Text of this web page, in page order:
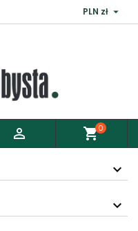
PLN zł 
 shopping_cart0